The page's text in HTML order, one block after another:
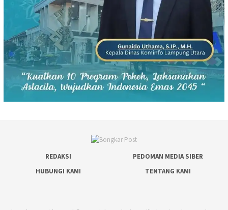
REDAKSI
PEDOMAN MEDIA SIBER
HUBUNGI KAMI
TENTANG KAMI